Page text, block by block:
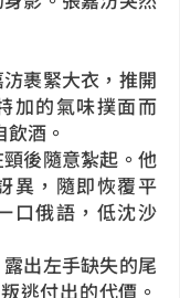
裹緊大衣，推開
加的氣味撲面而
酒。
後隨意紮起。他
異，隨即恢覆平
口俄語，低沈沙
出左手缺失的尾
逃付出的代價。